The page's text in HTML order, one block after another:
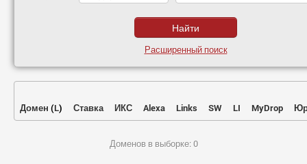
Расширенный поиск
Домен (L) Ставка ИКС Alexa Links SW LI MyDrop
Доменов в выборке: 0